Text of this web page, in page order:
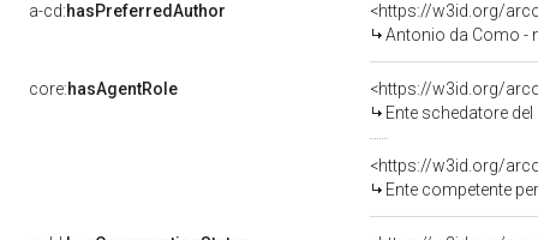
a-cd:hasPreferredAuthor
<https://w3id.org/
Antonio da Como -
core:hasAgentRole
<https://w3id.org/
Ente schedatore
<https://w3id.org/
Ente competente per tutela del